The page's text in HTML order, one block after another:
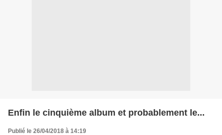
Enfin le cinquième album et probablement le...
Publié le 26/04/2018 à 14:19